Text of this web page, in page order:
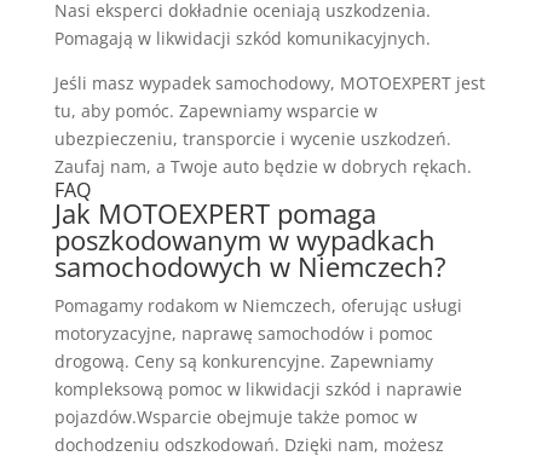
Nasi eksperci dokładnie oceniają uszkodzenia.
Pomagają w likwidacji szkód komunikacyjnych.
Jeśli masz wypadek samochodowy, MOTOEXPERT jest
tu, aby pomóc. Zapewniamy wsparcie w
ubezpieczeniu, transporcie i wycenie uszkodzeń.
Zaufaj nam, a Twoje auto będzie w dobrych rękach.
FAQ
Jak MOTOEXPERT pomaga
poszkodowanym w wypadkach
samochodowych w Niemczech?
Pomagamy rodakom w Niemczech, oferując usługi
motoryzacyjne, naprawę samochodów i pomoc
drogową. Ceny są konkurencyjne. Zapewniamy
kompleksową pomoc w likwidacji szkód i naprawie
pojazdów.Wsparcie obejmuje także pomoc w
dochodzeniu odszkodowań. Dzięki nam, możesz